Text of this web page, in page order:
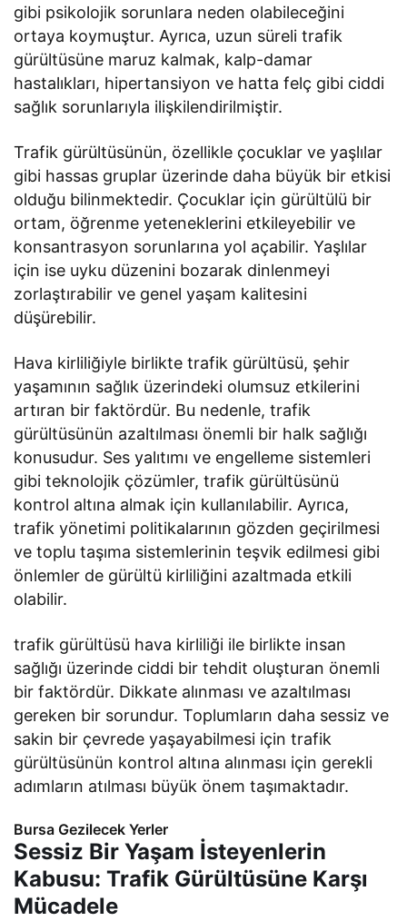
gibi psikolojik sorunlara neden olabileceğini
ortaya koymuştur. Ayrıca, uzun süreli trafik
gürültüsüne maruz kalmak, kalp-damar
hastalıkları, hipertansiyon ve hatta felç gibi ciddi
sağlık sorunlarıyla ilişkilendirilmiştir.
Trafik gürültüsünün, özellikle çocuklar ve yaşlılar
gibi hassas gruplar üzerinde daha büyük bir etkisi
olduğu bilinmektedir. Çocuklar için gürültülü bir
ortam, öğrenme yeteneklerini etkileyebilir ve
konsantrasyon sorunlarına yol açabilir. Yaşlılar
için ise uyku düzenini bozarak dinlenmeyi
zorlaştırabilir ve genel yaşam kalitesini
düşürebilir.
Hava kirliliğiyle birlikte trafik gürültüsü, şehir
yaşamının sağlık üzerindeki olumsuz etkilerini
artıran bir faktördür. Bu nedenle, trafik
gürültüsünün azaltılması önemli bir halk sağlığı
konusudur. Ses yalıtımı ve engelleme sistemleri
gibi teknolojik çözümler, trafik gürültüsünü
kontrol altına almak için kullanılabilir. Ayrıca,
trafik yönetimi politikalarının gözden geçirilmesi
ve toplu taşıma sistemlerinin teşvik edilmesi gibi
önlemler de gürültü kirliliğini azaltmada etkili
olabilir.
trafik gürültüsü hava kirliliği ile birlikte insan
sağlığı üzerinde ciddi bir tehdit oluşturan önemli
bir faktördür. Dikkate alınması ve azaltılması
gereken bir sorundur. Toplumların daha sessiz ve
sakin bir çevrede yaşayabilmesi için trafik
gürültüsünün kontrol altına alınması için gerekli
adımların atılması büyük önem taşımaktadır.
Bursa Gezilecek Yerler
Sessiz Bir Yaşam İsteyenlerin
Kabusu: Trafik Gürültüsüne Karşı
Mücadele